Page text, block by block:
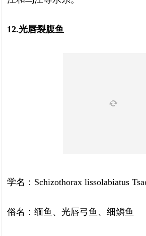
12.光唇裂腹鱼
学名：Schizothorax lissolabiatus
俗名：缅鱼、光唇弓鱼、细鳞鱼